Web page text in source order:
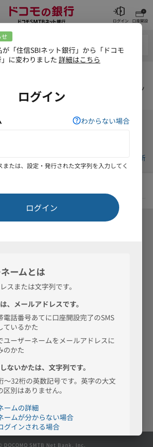
口座開設
ログイン
住信SBIネット銀行」から「ドコモSMTBネッ
た
詳細はこちら
貨損益状況-評価損益
更新
ュー
ガイド
（銀行コード）：0038 支店一覧
：株式会社ドコモSMTBネット銀行
行の商号：三井住友信託銀行株式会社
採用情報
BaaS提携とは
電子公告 ご利用規定
ト、アプリのご利用にあたって
DOCOMO SMTB Net Bank, Inc.